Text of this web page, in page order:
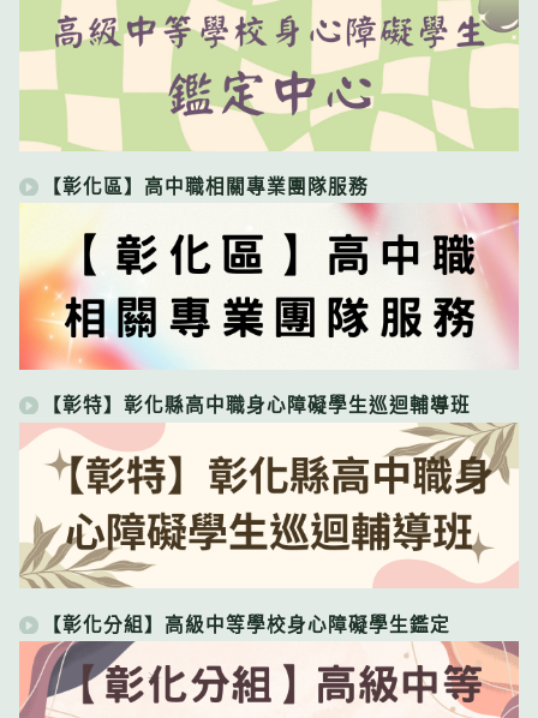
【彰化區】高中職相關專業團隊服務
【彰特】彰化縣高中職身心障礙學生巡迴輔導班
【彰化分組】高級中等學校身心障礙學生鑑定